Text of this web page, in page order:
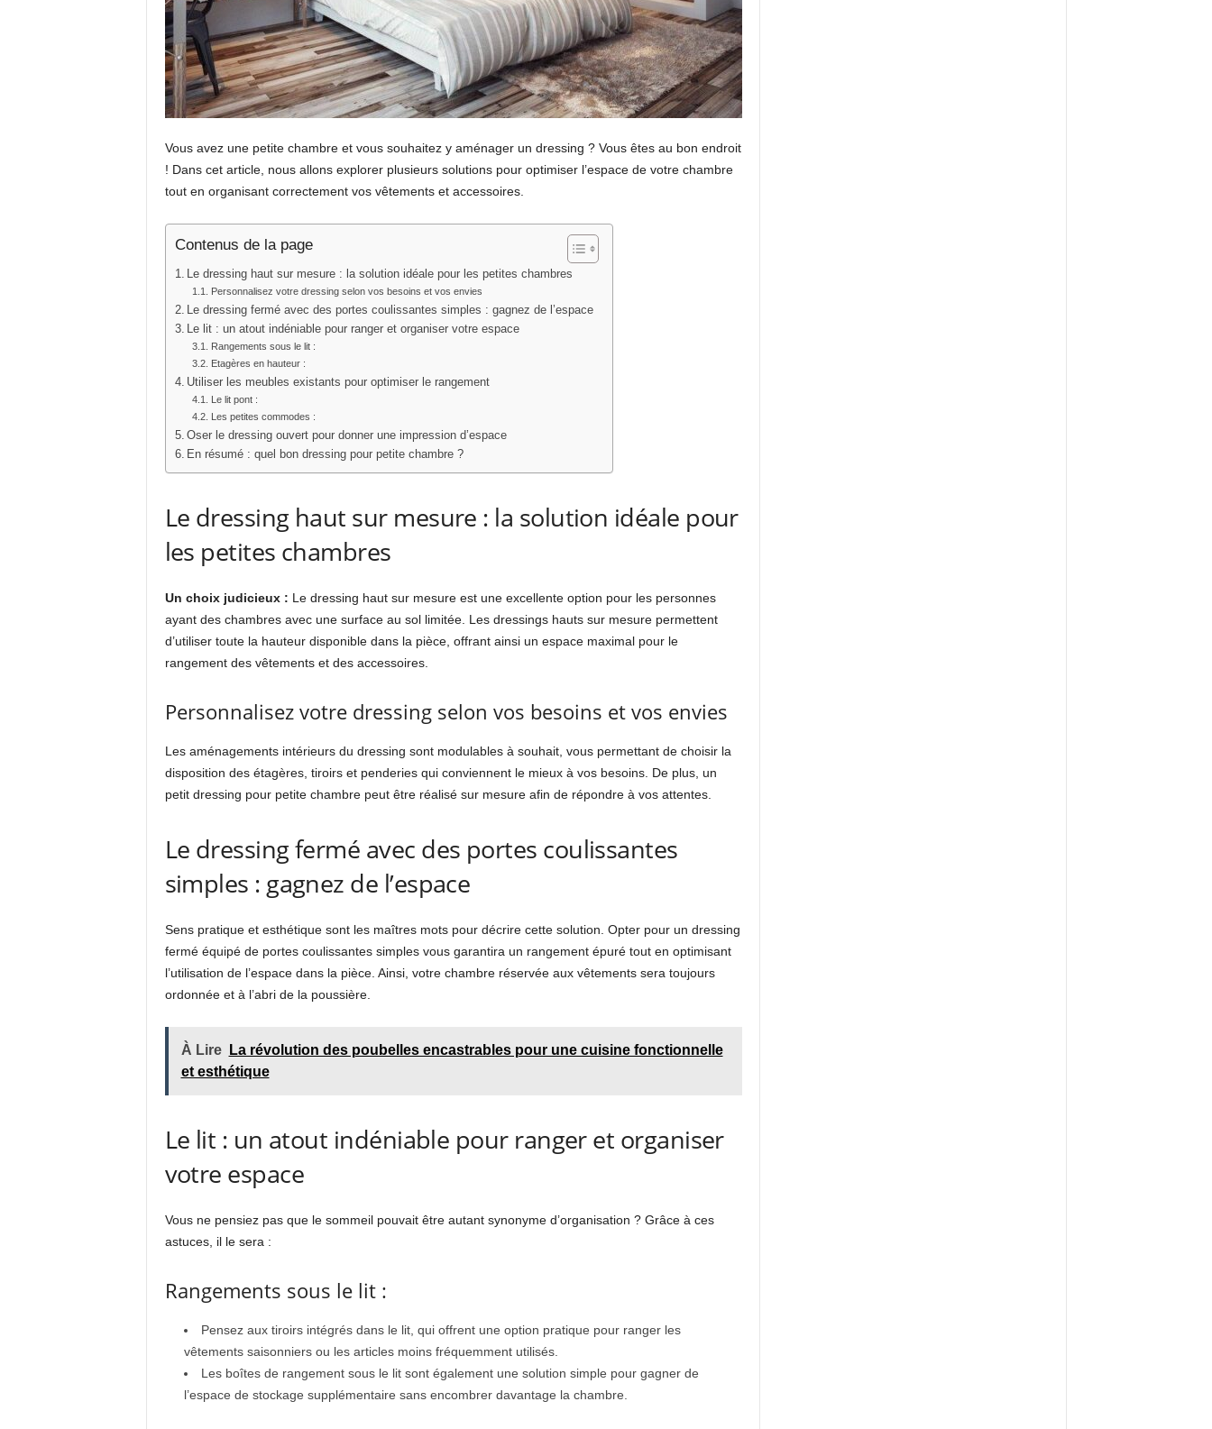
Vous avez une petite chambre et vous souhaitez y aménager un dressing ? Vous êtes au bon endroit
! Dans cet article, nous allons explorer plusieurs solutions pour optimiser l’espace de votre chambre
tout en organisant correctement vos vêtements et accessoires.
Contenus de la page
Le dressing haut sur mesure : la solution idéale pour les petites chambres
Personnalisez votre dressing selon vos besoins et vos envies
Le dressing fermé avec des portes coulissantes simples : gagnez de l’espace
Le lit : un atout indéniable pour ranger et organiser votre espace
Rangements sous le lit :
Etagères en hauteur :
Utiliser les meubles existants pour optimiser le rangement
Le lit pont :
Les petites commodes :
Oser le dressing ouvert pour donner une impression d’espace
En résumé : quel bon dressing pour petite chambre ?
Le dressing haut sur mesure : la solution idéale pour
les petites chambres
Un choix judicieux : Le dressing haut sur mesure est une excellente option pour les personnes
ayant des chambres avec une surface au sol limitée. Les dressings hauts sur mesure permettent
d’utiliser toute la hauteur disponible dans la pièce, offrant ainsi un espace maximal pour le
rangement des vêtements et des accessoires.
Personnalisez votre dressing selon vos besoins et vos envies
Les aménagements intérieurs du dressing sont modulables à souhait, vous permettant de choisir la
disposition des étagères, tiroirs et penderies qui conviennent le mieux à vos besoins. De plus, un
petit dressing pour petite chambre peut être réalisé sur mesure afin de répondre à vos attentes.
Le dressing fermé avec des portes coulissantes
simples : gagnez de l’espace
Sens pratique et esthétique sont les maîtres mots pour décrire cette solution. Opter pour un dressing
fermé équipé de portes coulissantes simples vous garantira un rangement épuré tout en optimisant
l’utilisation de l’espace dans la pièce. Ainsi, votre chambre réservée aux vêtements sera toujours
ordonnée et à l’abri de la poussière.
À Lire
La révolution des poubelles encastrables pour une cuisine fonctionnelle
et esthétique
Le lit : un atout indéniable pour ranger et organiser
votre espace
Vous ne pensiez pas que le sommeil pouvait être autant synonyme d’organisation ? Grâce à ces
astuces, il le sera :
Rangements sous le lit :
Pensez aux tiroirs intégrés dans le lit, qui offrent une option pratique pour ranger les
vêtements saisonniers ou les articles moins fréquemment utilisés.
Les boîtes de rangement sous le lit sont également une solution simple pour gagner de
l’espace de stockage supplémentaire sans encombrer davantage la chambre.